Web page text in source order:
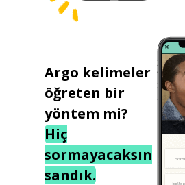
Argo kelimeler
öğreten bir
yöntem mi?
Hiç
sormayacaksın
sandık.